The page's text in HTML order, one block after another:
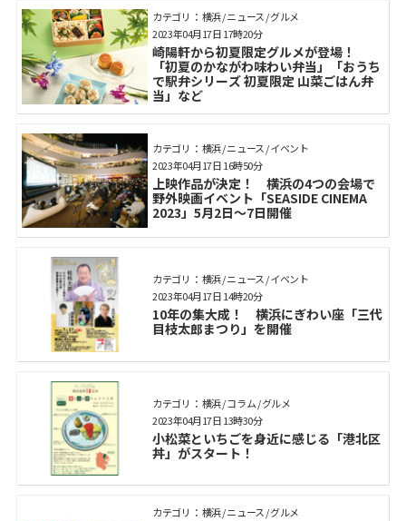
カテゴリ： 横浜 / ニュース / グルメ
崎陽軒から初夏限定グルメが登場！
「初夏のかながわ味わい弁当」「おうち
で駅弁シリーズ 初夏限定 山菜ごはん弁
当」など
2023年04月17日 17時20分
カテゴリ： 横浜 / ニュース / イベント
上映作品が決定！ 横浜の4つの会場で
野外映画イベント「SEASIDE CINEMA
2023」5月2日～7日開催
2023年04月17日 16時50分
カテゴリ： 横浜 / ニュース / イベント
10年の集大成！ 横浜にぎわい座「三代
目枝太郎まつり」を開催
2023年04月17日 14時20分
カテゴリ： 横浜 / コラム / グルメ
小松菜といちごを身近に感じる「港北区
丼」がスタート！
2023年04月17日 13時30分
カテゴリ： 横浜 / ニュース / グルメ